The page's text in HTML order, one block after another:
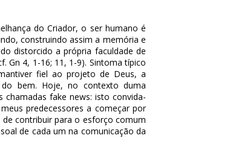
do Criador, o ser humano é
construindo assim a memória e
distorcido a própria faculdade de
Gn 4, 1-16; 11, 1-9). Sintoma típico
fiel ao projeto de Deus, a
bem. Hoje, no contexto duma
chamadas fake news: isto convida-
predecessores a começar por
de contribuir para o esforço comum
de cada um na comunicação da